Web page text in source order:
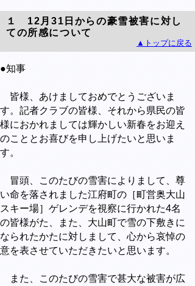
１ 12月31日からの豪雪被害に対し
ての所感について
▲トップに戻る
●知事
皆様、あけましておめでとうございま
す。記者クラブの皆様、それから県民の皆
様におかれましては輝かしい新春をお迎え
のこととお喜びを申し上げたいと思いま
す。
冒頭、このたびの雪害によりまして、尊
い命を落されました江府町の［町営奥大山
スキー場］ゲレンデを視察に行かれた4名
の皆様がた、また、大山町で雪の下敷きに
なられたかたに対しまして、心から哀悼の
意を表させていただきたいと思います。
また、このたびの雪害で甚大な被害が広